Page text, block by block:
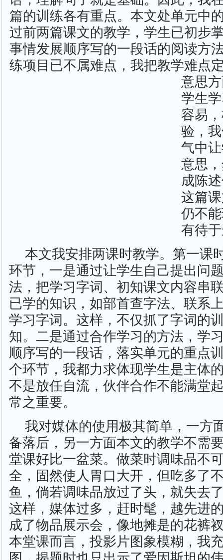
篇的训练各有重点。本文处单元中
过前两篇课文的教学，学生已初步
事情发展顺序写的一段话的阅读方
练项目已不属难点，我把教学难点
意思
学生
容易
验，
气中
意思
成陈
这篇
仍不
有待
本文我安排两课时教学。第一课
环节，一是通过让学生自己提出问
法，把学习字词、初知课文内容串
已学的知识，如部首查字法、联系
学习字词。这样，不仅抓了字词的
知。二是通过合作学习的方法，学
顺序写的一段话，落实单元的重点
个环节，我都力求体现学生是主体
不是放任自流，伙伴合作不能满堂
常之重要。
我对媒体的使用极其简单，一方
备落后，另一方面本文的教学不需
堂课好比一盆菜。做菜时调味品不
全，固然使人胃口大开，但吃多了
鱼，倘若调味品放过了头，就失去
这样，媒体过多，赶时髦，越先进
成了物品展示会，像地摊是的花裤
本堂课而言，投影片图象模糊，我